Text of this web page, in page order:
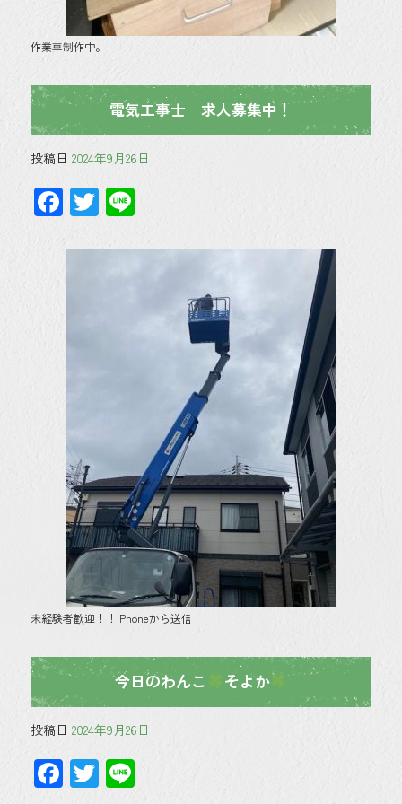
作業車制作中。
電気工事士 求人募集中！
投稿日 2024年9月26日
F
ac
e
o
T
wi
tt
Li
未経験者歓迎！！iPhoneから送信
今日のわんこ そよか
投稿日 2024年9月26日
F T Li